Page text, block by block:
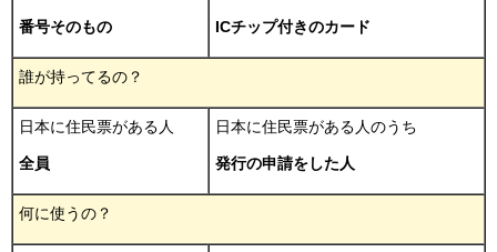
番号そのもの ICチップ付きのカード
誰が持ってるの？
日本に住民票がある人
全員
日本に住民票がある人のうち
発行の申請をした人
何に使うの？